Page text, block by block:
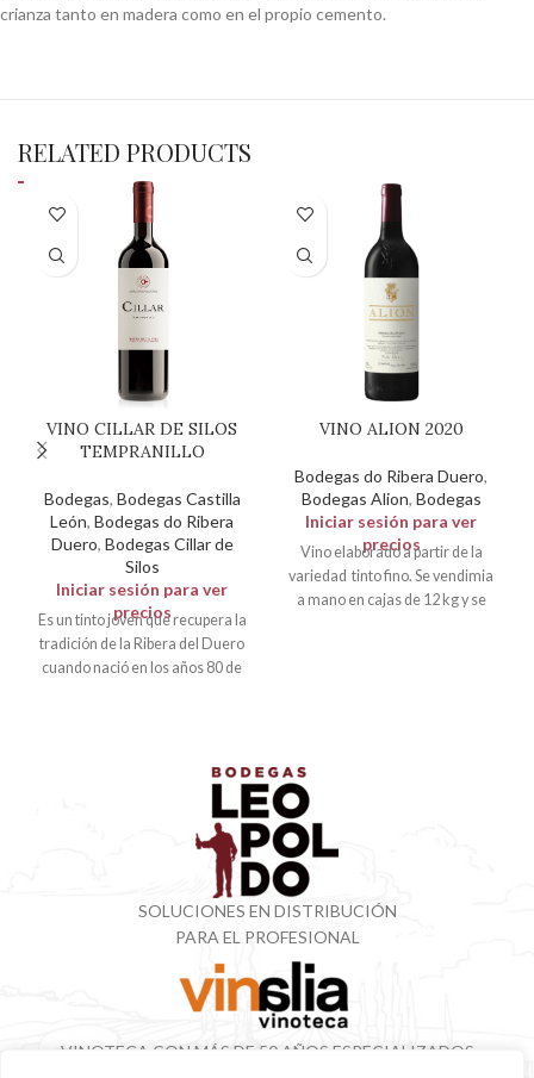
crianza tanto en madera como en el propio cemento.
RELATED PRODUCTS
VINO CILLAR DE SILOS
TEMPRANILLO
Bodegas, Bodegas Castilla
León,Bodegas do Ribera
Duero, Bodegas Cillar de
Silos
Iniciar sesión para ver
precios
Es un tinto joven que recupera la
tradición de la Ribera del Duero
cuando nació en los años 80 de
VINO ALION 2020
Bodegas do Ribera Duero,
Bodegas Alion, Bodegas
Iniciar sesión para ver
precios
Vino elaborado a partir de la
variedad tinto fino. Se vendimia
a mano en cajas de 12 kg y se
SOLUCIONES EN DISTRIBUCIÓN
PARA EL PROFESIONAL
VINOTECA CON MÁS DE 50 AÑOS ESPECIALIZADOS